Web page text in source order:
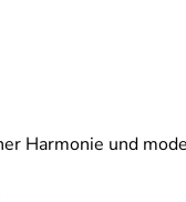
Harmonie und